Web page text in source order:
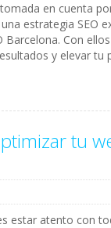
en cuenta
estrategia SEO
Barcelona. Con
y elevar tu
tu
estar atento con